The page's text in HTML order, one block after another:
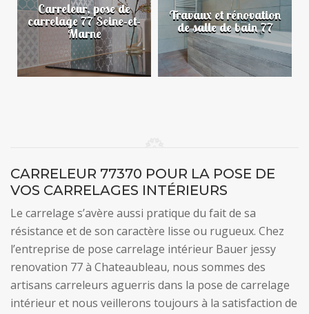
Carreleur, pose de
carrelage 77 Seine-et-
Marne
Travaux et rénovation
de salle de bain 77
CARRELEUR 77370 POUR LA POSE DE
VOS CARRELAGES INTÉRIEURS
Le carrelage s’avère aussi pratique du fait de sa
résistance et de son caractère lisse ou rugueux. Chez
l’entreprise de pose carrelage intérieur Bauer jessy
renovation 77 à Chateaubleau, nous sommes des
artisans carreleurs aguerris dans la pose de carrelage
intérieur et nous veillerons toujours à la satisfaction de